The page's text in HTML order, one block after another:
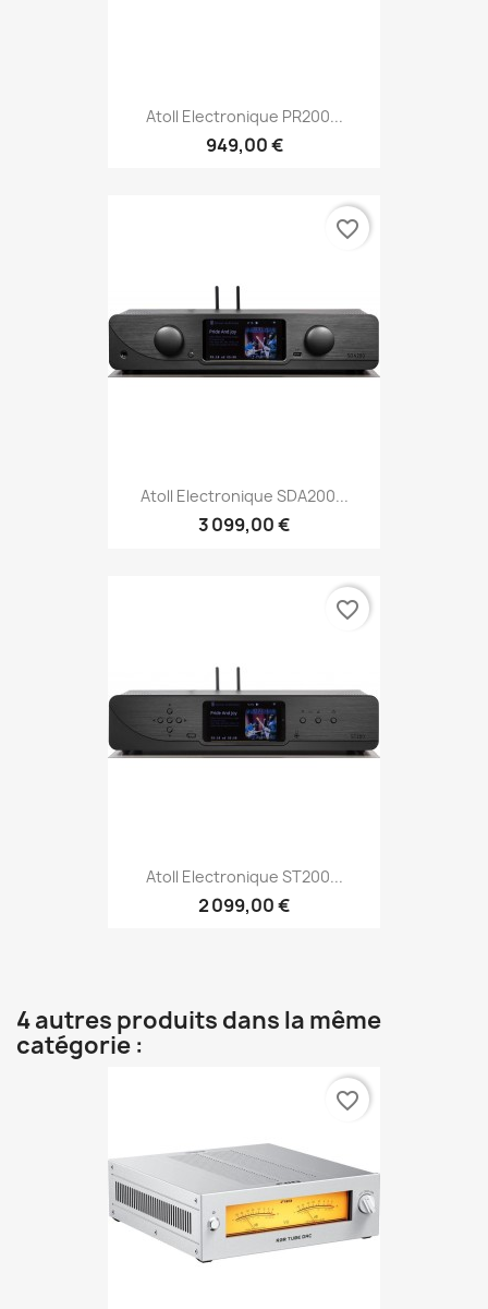
Atoll Electronique PR200...
949,00 €
Atoll Electronique SDA200...
3 099,00 €
favorite_border
Atoll Electronique ST200...
2 099,00 €
favorite_border
4 autres produits dans la même
catégorie :
favorite_border